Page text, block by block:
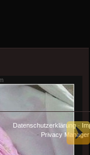
Datenschutzerklärung-
- Privacy Manager